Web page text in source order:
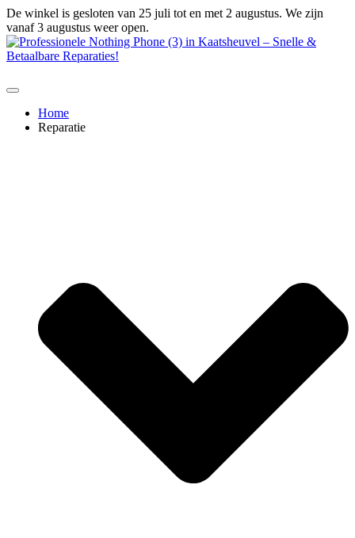
Ga
naar
de
inhoud
De winkel is gesloten van 25 juli tot en met 2 augustus. We zijn
vanaf 3 augustus weer open.
Home
Reparatie